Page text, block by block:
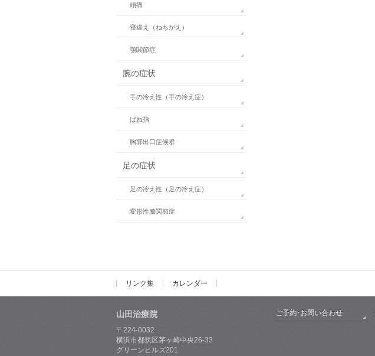
頭痛
寝違え（ねちがえ）
顎関節症
腕の症状
手の冷え性（手の冷え症）
ばね指
胸郭出口症候群
足の症状
足の冷え性（足の冷え症）
変形性膝関節症
リンク集 カレンダー
山田治療院
〒224-0032
横浜市都筑区茅ヶ崎中央26-33
グリーンヒルズ201
ご予約･お問い合わせ